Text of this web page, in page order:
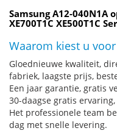
Samsung A12-040N1A
XE700T1C XE500T1C
Waarom kiest u
Gloednieuwe kwaliteit,
fabriek, laagste prijs,
Een jaar garantie, gratis
30-daagse gratis
Het professionele team
dag met snelle levering.